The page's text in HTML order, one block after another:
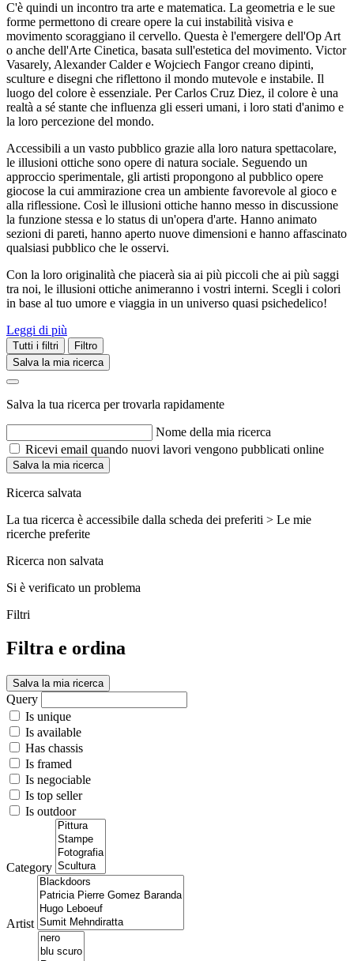
C'è quindi un incontro tra arte e matematica. La geometria e le sue
forme permettono di creare opere la cui instabilità visiva e
movimento scoraggiano il cervello. Questa è l'emergere dell'Op Art
o anche dell'Arte Cinetica, basata sull'estetica del movimento. Victor
Vasarely, Alexander Calder e Wojciech Fangor creano dipinti,
sculture e disegni che riflettono il mondo mutevole e instabile. Il
luogo del colore è essenziale. Per Carlos Cruz Diez, il colore è una
realtà a sé stante che influenza gli esseri umani, i loro stati d'animo e
la loro percezione del mondo.
Accessibili a un vasto pubblico grazie alla loro natura spettacolare,
le illusioni ottiche sono opere di natura sociale. Seguendo un
approccio sperimentale, gli artisti propongono al pubblico opere
giocose la cui ammirazione crea un ambiente favorevole al gioco e
alla riflessione. Così le illusioni ottiche hanno messo in discussione
la funzione stessa e lo status di un'opera d'arte. Hanno animato
sezioni di pareti, hanno aperto nuove dimensioni e hanno affascinato
qualsiasi pubblico che le osservi.
Con la loro originalità che piacerà sia ai più piccoli che ai più saggi
tra noi, le illusioni ottiche animeranno i vostri interni. Scegli i colori
in base al tuo umore e viaggia in un universo quasi psichedelico!
Leggi di più
Tutti i filtri
Filtro
Salva la mia ricerca
Salva la tua ricerca per trovarla rapidamente
Nome della mia ricerca
Ricevi email quando nuovi lavori vengono pubblicati online
Salva la mia ricerca
Ricerca salvata
La tua ricerca è accessibile dalla scheda dei preferiti > Le mie
ricerche preferite
Ricerca non salvata
Si è verificato un problema
Filtri
Filtra e ordina
Salva la mia ricerca
Query
Is unique
Is available
Has chassis
Is framed
Is negociable
Is top seller
Is outdoor
Category
Artist